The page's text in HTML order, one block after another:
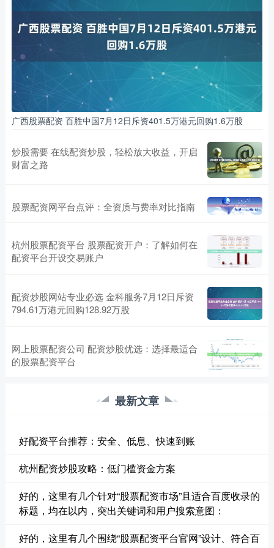
广西股票配资 百胜中国7月12日斥资401.5万港元回购1.6万股
炒股需要 在线配资炒股，轻松放大收益，开启
财富之路
股票配资网平台点评：全资质与费率对比指南
杭州股票配资平台 股票配资开户：了解如何在
配资平台开设交易账户
配资炒股网站专业必选 金科服务7月12日斥资
794.61万港元回购128.92万股
网上股票配资公司 配资炒股优选：选择最适合
的股票配资平台
最新文章
好配资平台推荐：安全、低息、快速到账
杭州配资炒股攻略：低门槛资金方案
好的，这里有几个针对“股票配资市场”且适合百度收录的
标题，均在以内，突出关键词和用户搜索意图：
好的，这里有几个围绕“股票配资平台官网”设计、符合百